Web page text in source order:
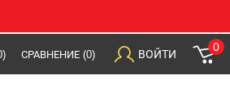
СРАВНЕНИЕ (0) ВОЙТИ
0